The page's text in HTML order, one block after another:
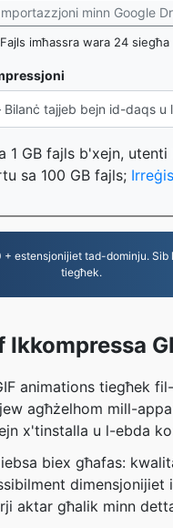
minn Google
imħassra wara 24 siegħa
1 GB fajls b'xejn, utenti
sa 100 GB fajls;
estensjonijiet tad-dominju. Sib
tiegħek.
Ikkompressa
animations tiegħek
agħżelhom mill-
x'tinstalla u l-ebda
biex għafas:
dimensjonijiet
aktar għalik minn